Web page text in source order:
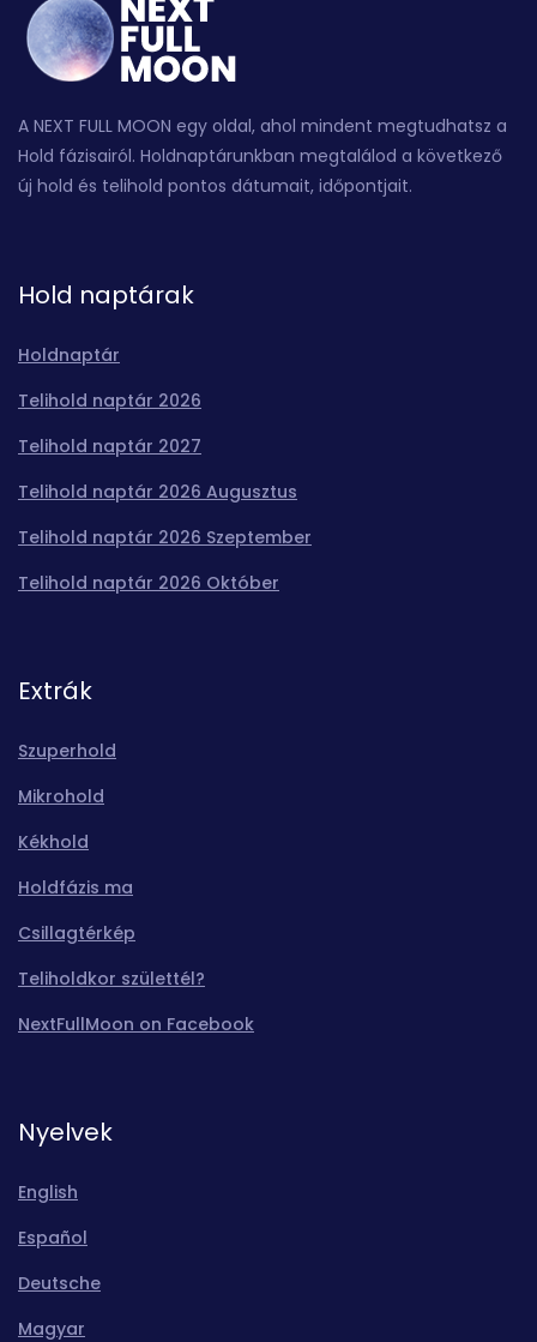
A NEXT FULL MOON egy oldal, ahol mindent megtudhatsz a
Hold fázisairól. Holdnaptárunkban megtalálod a következő
új hold és telihold pontos dátumait, időpontjait.
Hold naptárak
Holdnaptár
Telihold naptár 2026
Telihold naptár 2027
Telihold naptár 2026 Augusztus
Telihold naptár 2026 Szeptember
Telihold naptár 2026 Október
Extrák
Szuperhold
Mikrohold
Kékhold
Holdfázis ma
Csillagtérkép
Teliholdkor születtél?
NextFullMoon on Facebook
Nyelvek
English
Español
Deutsche
Magyar